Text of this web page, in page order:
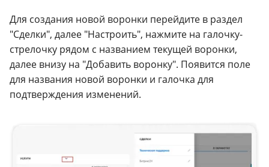
Для создания новой воронки перейдите в раздел
"Сделки", далее "Настроить", нажмите на галочку-
стрелочку рядом с названием текущей воронки,
далее внизу на "Добавить воронку". Появится поле
для названия новой воронки и галочка для
подтверждения изменений.